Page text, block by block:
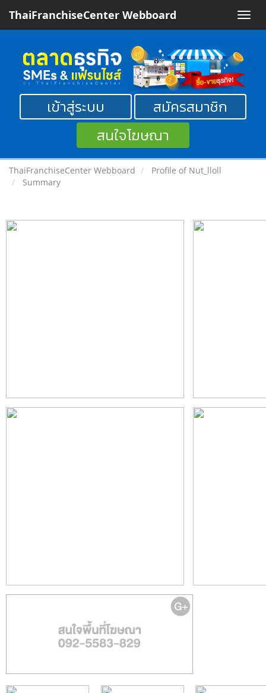
Toggle
ThaiFranchiseCenter Webboard
เข้าสู่ระบบ
สมัครสมาชิก
สนใจโฆษณา
ThaiFranchiseCenter Webboard
Profile of Nut_lloll
Summary